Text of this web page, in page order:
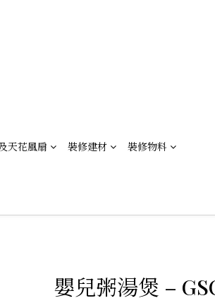
天花風扇 裝修建材 裝修物料
嬰兒粥湯煲 –